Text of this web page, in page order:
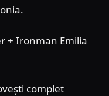
+ Ironman Emilia
complet